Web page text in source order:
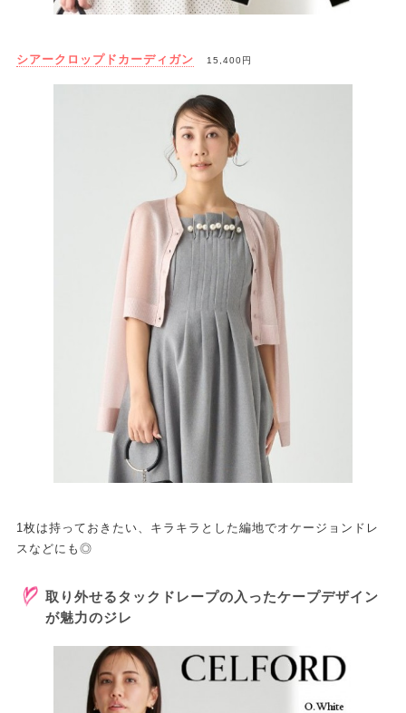
シアークロップドカーディガン 15,400円
1枚は持っておきたい、キラキラとした編地でオケージョンドレ
スなどにも◎
取り外せるタックドレープの入ったケープデザイン
が魅力のジレ